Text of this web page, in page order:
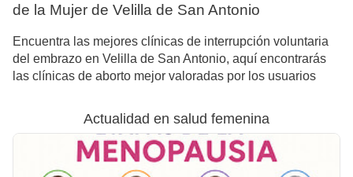
de la Mujer de Velilla de San Antonio
Encuentra las mejores clínicas de interrupción voluntaria
del embrazo en Velilla de San Antonio, aquí encontrarás
las clínicas de aborto mejor valoradas por los usuarios
Actualidad en salud femenina